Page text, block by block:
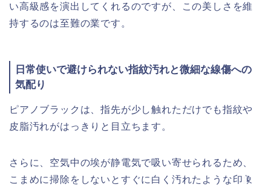
い高級感を演出してくれるのですが、この美しさを維
持するのは至難の業です。
日常使いで避けられない指紋汚れと微細な線傷への
気配り
ピアノブラックは、指先が少し触れただけでも指紋や
皮脂汚れがはっきりと目立ちます。
さらに、空気中の埃が静電気で吸い寄せられるため、
こまめに掃除をしないとすぐに白く汚れたような印象
メルセデス
BMW